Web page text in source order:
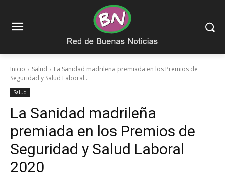
Inicio Salud
La Sanidad madrileña premiada en los Premios de
Seguridad y Salud Laboral...
Salud
La Sanidad madrileña
premiada en los Premios de
Seguridad y Salud Laboral
2020